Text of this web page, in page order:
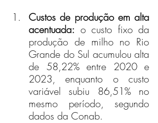
Custos de produção em alta
acentuada: o custo fixo da
produção de milho no Rio
Grande do Sul acumulou alta
de 58,22% entre 2020 e
2023, enquanto o custo
variável subiu 86,51% no
mesmo período, segundo
dados da Conab.